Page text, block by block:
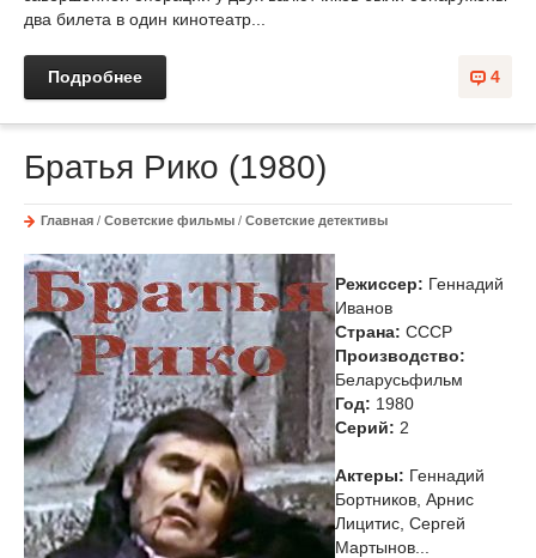
два билета в один кинотеатр...
4
Подробнее
Братья Рико (1980)
Главная / Советские фильмы / Советские детективы
Режиссер: Геннадий
Иванов
Страна: СССР
Производство:
Беларусьфильм
Год: 1980
Cерий: 2
Актеры: Геннадий
Бортников, Арнис
Лицитис, Сергей
Мартынов...